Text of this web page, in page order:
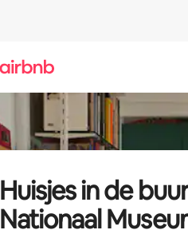
Huisjes in de
Nationaal